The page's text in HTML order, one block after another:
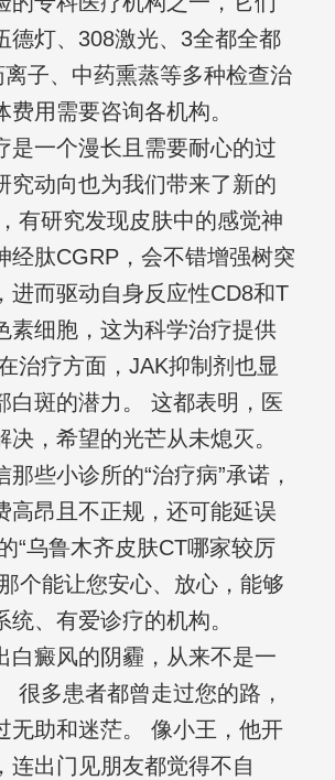
德灯、308激光、3全都全都
子、中药熏蒸等多种检查治
费用需要咨询各机构。
是一个漫长且需要耐心的过
究动向也为我们带来了新的
有研究发现皮肤中的感觉神
经肽CGRP，会不错增强树突
进而驱动自身反应性CD8和T
素细胞，这为科学治疗提供
治疗方面，JAK抑制剂也显
白斑的潜力。 这都表明，医
决，希望的光芒从未熄灭。
些小诊所的“治疗病”承诺，
高昂且不正规，还可能延误
“乌鲁木齐皮肤CT哪家较厉
个能让您安心、放心，能够
统、有爱诊疗的机构。
白癜风的阴霾，从来不是一
很多患者都曾走过您的路，
无助和迷茫。 像小王，他开
连出门见朋友都觉得不自